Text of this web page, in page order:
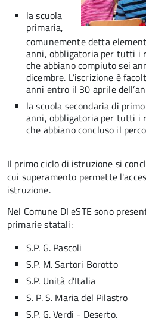
la scuola
primaria,
comunemente detta
anni, obbligatoria per tutti i
che abbiano compiuto sei
dicembre. L’iscrizione è
anni entro il 30 aprile
la scuola secondaria di
anni, obbligatoria per tutti i
che abbiano concluso il
Il primo ciclo di istruzione si
cui superamento permette
istruzione.
Nel Comune DI eSTE sono
primarie statali:
S.P. G. Pascoli
S.P. M. Sartori Borotto
S.P. Unità d’Italia
S. P. S. Maria del Pilastro
S.P. G. Verdi - Deserto.